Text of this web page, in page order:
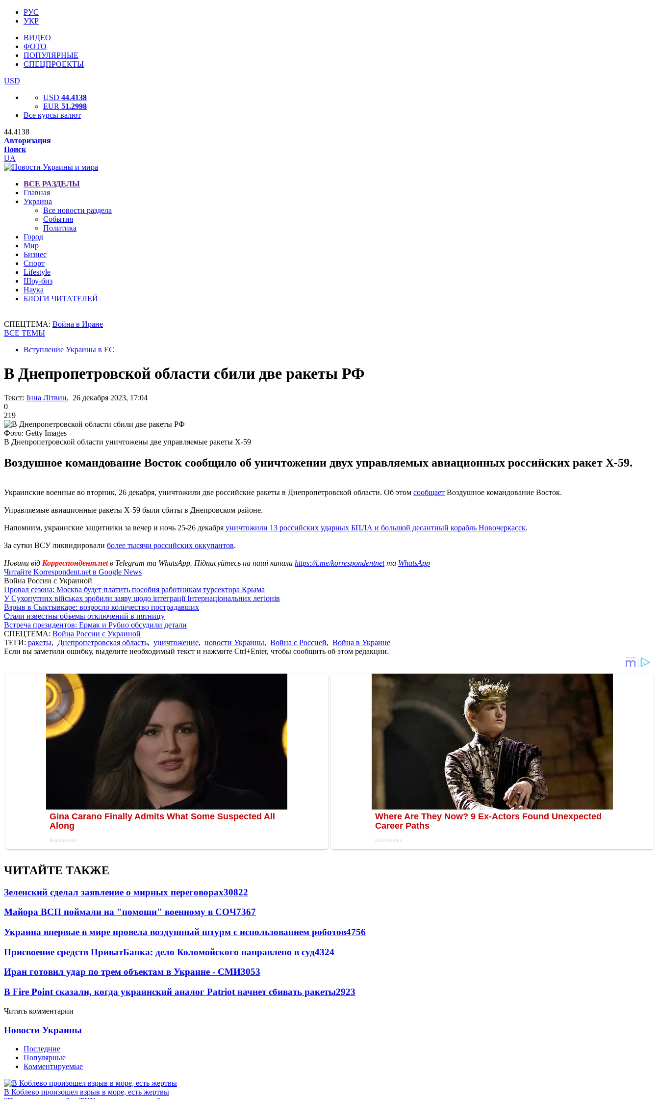
РУС
УКР
ВИДЕО
ФОТО
ПОПУЛЯРНЫЕ
СПЕЦПРОЕКТЫ
USD
USD 44.4138
EUR 51.2998
Все курсы валют
44.4138
Авторизация
Поиск
UA
ВСЕ РАЗДЕЛЫ
Главная
Украина
Все новости раздела
События
Политика
Город
Мир
Бизнес
Спорт
Lifestyle
Шоу-биз
Наука
БЛОГИ ЧИТАТЕЛЕЙ
СПЕЦТЕМА: Война в Иране
ВСЕ ТЕМЫ
Вступление Украины в ЕС
В Днепропетровской области сбили две ракеты РФ
Текст: Інна Літвин, 26 декабря 2023, 17:04
0
219
Фото: Getty Images
В Днепропетровской области уничтожены две управляемые ракеты Х-59
Воздушное командование Восток сообщило об уничтожении двух управляемых авиационных российских ракет Х-59.
Украинские военные во вторник, 26 декабря, уничтожили две российские ракеты в Днепропетровской области. Об этом сообщает Воздушное командование Восток.
Управляемые авиационные ракеты Х-59 были сбиты в Днепровском районе.
Напомним, украинские защитники за вечер и ночь 25-26 декабря уничтожили 13 российских ударных БПЛА и большой десантный корабль Новочеркасск.
За сутки ВСУ ликвидировали более тысячи российских оккупантов.
Новини від Корреспондент.netв Telegram та WhatsApp. Підписуйтесь на наші канали https://t.me/korrespondentnetта WhatsApp
Читайте Korrespondent.net в Google News
Война России с Украиной
Провал сезона: Москва будет платить пособия работникам турсектора Крыма
У Сухопутних військах зробили заяву щодо інтеграції Інтернаціональних легіонів
Взрыв в Сыктывкаре: возросло количество пострадавших
Стали известны объемы отключений в пятницу
Встреча президентов: Ермак и Рубио обсудили детали
СПЕЦТЕМА: Война России с Украиной
ТЕГИ: ракеты, Днепропетровская область, уничтожение, новости Украины, Война с Россией, Война в Украине
Если вы заметили ошибку, выделите необходимый текст и нажмите Ctrl+Enter, чтобы сообщить об этом редакции.
ЧИТАЙТЕ ТАКЖЕ
Зеленский сделал заявление о мирных переговорах30822
Майора ВСП поймали на "помощи" военному в СОЧ7367
Украина впервые в мире провела воздушный штурм с использованием роботов4756
Присвоение средств ПриватБанка: дело Коломойского направлено в суд4324
Иран готовил удар по трем объектам в Украине - СМИ3053
В Fire Point сказали, когда украинский аналог Patriot начнет сбивать ракеты2923
Читать комментарии
Новости Украины
Последние
Популярные
Комментируемые
В Коблево произошел взрыв в море, есть жертвы